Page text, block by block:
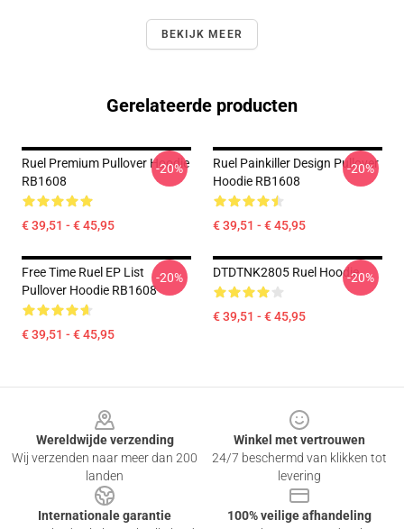
BEKIJK MEER
Gerelateerde producten
Ruel Premium Pullover Hoodie
RB1608
€ 39,51 - € 45,95
-20%
Ruel Painkiller Design Pullover
Hoodie RB1608
€ 39,51 - € 45,95
-20%
Free Time Ruel EP List
Pullover Hoodie RB1608
€ 39,51 - € 45,95
-20% DTDTNK2805 Ruel Hoodie
€ 39,51 - € 45,95
-20%
Wereldwijde verzending
Wij verzenden naar meer dan 200
landen
Winkel met vertrouwen
24/7 beschermd van klikken tot
levering
Internationale garantie
100% veilige afhandeling